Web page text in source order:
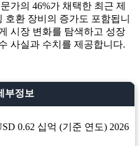
가의 46%가 채택한 최근 제
호환 장비의 증가도 포함됩니
시장 변화를 탐색하고 성장
사실과 수치를 제공합니다.
부정보
0.62 십억 (기준 연도) 2026